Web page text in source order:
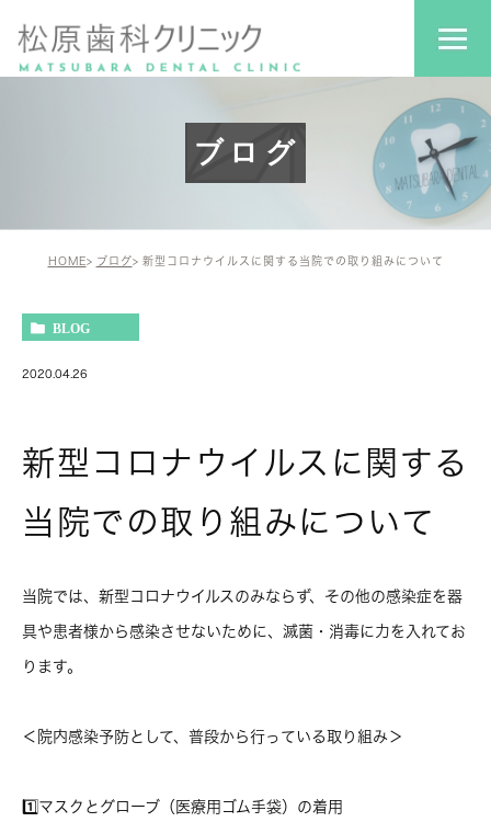
ブログ
HOME ブログ 新型コロナウイルスに関する当院での取り組みについて
BLOG
2020.04.26
新型コロナウイルスに関する
当院での取り組みについて
当院では、新型コロナウイルスのみならず、その他の感染症を器
具や患者様から感染させないために、滅菌・消毒に力を入れてお
ります。
＜院内感染予防として、普段から行っている取り組み＞
1️⃣マスクとグローブ（医療用ゴム手袋）の着用